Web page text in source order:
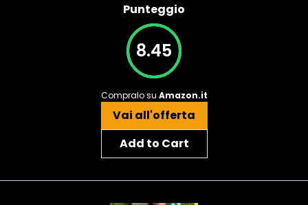
Punteggio
8.45
Compralo su Amazon.it
Vai all'offerta
Add to Cart